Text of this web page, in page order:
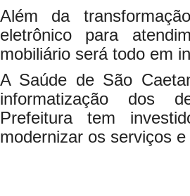
Além da
eletrônico para
mobiliário será todo em
A Saúde de São
informatização dos
Prefeitura tem
modernizar os serviços